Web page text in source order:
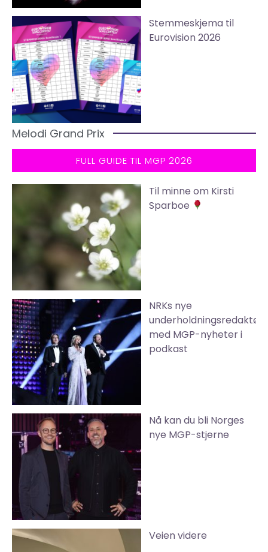
Stemmeskjema til
Eurovision 2026
Melodi Grand Prix
FULL GUIDE TIL MGP 2026
Til minne om Kirsti
Sparboe
NRKs nye
underholdningsredaktør
med MGP-nyheter i
podkast
Nå kan du bli Norges
nye MGP-stjerne
Veien videre